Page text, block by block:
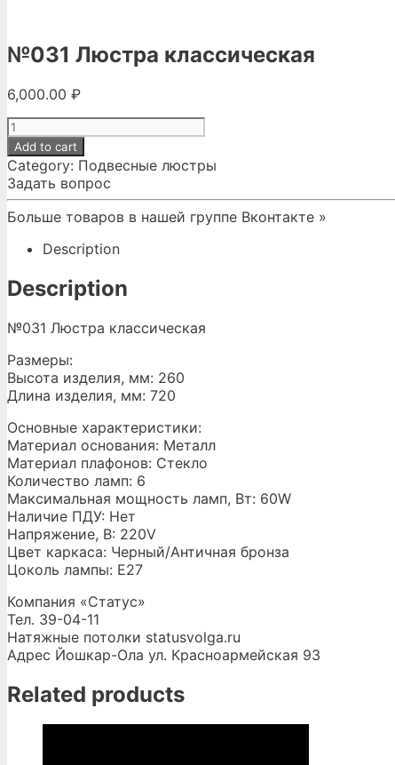
№031 Люстра классическая
6,000.00 ₽
№031
Люстра
классическая
quantity
Add to cart
Category: Подвесные люстры
Задать вопрос
Больше товаров в нашей группе Вконтакте »
Description
Description
№031 Люстра классическая
Размеры:
Высота изделия, мм: 260
Длина изделия, мм: 720
Основные характеристики:
Материал основания: Металл
Материал плафонов: Стекло
Количество ламп: 6
Максимальная мощность ламп, Вт: 60W
Наличие ПДУ: Нет
Напряжение, В: 220V
Цвет каркаса: Черный/Античная бронза
Цоколь лампы: Е27
Компания «Статус»
Тел. 39-04-11
Натяжные потолки statusvolga.ru
Адрес Йошкар-Ола ул. Красноармейская 93
Related products